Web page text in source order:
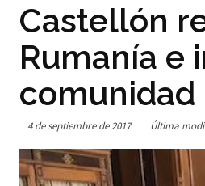
Castellón
Rumanía e
4 de septiembre de 2017 Última